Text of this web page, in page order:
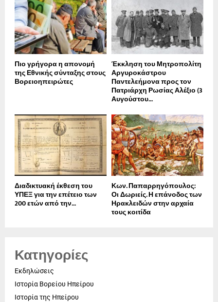
Πιο γρήγορα η απονοµή
της Εθνικής σύνταξης στους
Βορειοηπειρώτες
Έκκληση του Μητροπολίτη
Αργυροκάστρου
Παντελεήμονα προς τον
Πατριάρχη Ρωσίας Αλέξιο (3
Αυγούστου...
Διαδικτυακή έκθεση του
ΥΠΕΞ για την επέτειο των
200 ετών από την...
Κων. Παπαρρηγόπουλος:
Οι Δωριείς. Η επάνοδος των
Ηρακλειδών στην αρχαία
τους κοιτίδα
Κατηγορίες
Εκδηλώσεις
Ιστορία Βορείου Ηπείρου
Ιστορία της Ηπείρου